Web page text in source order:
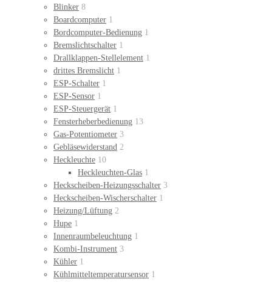
Blinker 8
Boardcomputer 1
Bordcomputer-Bedienung 1
Bremslichtschalter 1
Drallklappen-Stellelement 1
drittes Bremslicht 1
ESP-Schalter 1
ESP-Sensor 1
ESP-Steuergerät 1
Fensterheberbedienung 13
Gas-Potentiometer 3
Gebläsewiderstand 2
Heckleuchte 10
Heckleuchten-Glas 1
Heckscheiben-Heizungsschalter 3
Heckscheiben-Wischerschalter 1
Heizung/Lüftung 2
Hupe 1
Innenraumbeleuchtung 1
Kombi-Instrument 3
Kühler 1
Kühlmitteltemperatursensor 1